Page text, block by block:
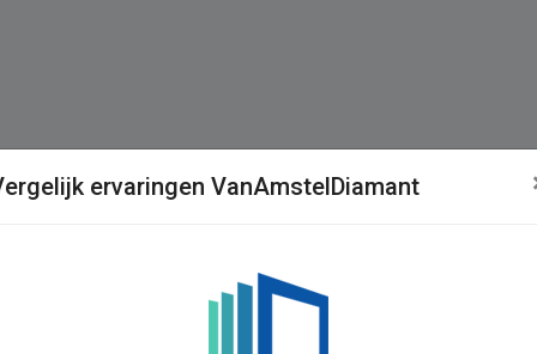
ervaringen VanAmstelDiamant